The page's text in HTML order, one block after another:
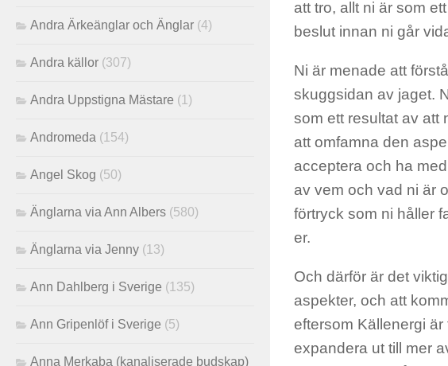
att tro, allt ni är som
beslut innan ni går
Ni är menade att
skuggsidan av jaget.
som ett resultat av att
att omfamna den
acceptera och ha
av vem och vad ni är
förtryck som ni håller
er.
Och därför är det
aspekter, och att
eftersom Källenergi
expandera ut till mer
Andra Ärkeänglar och Änglar (4)
Andra källor (307)
Andra Uppstigna Mästare (1)
Andromeda (154)
Angel Skog (50)
Änglarna via Ann Albers (580)
Änglarna via Jenny (13)
Ann Dahlberg i Sverige (135)
Ann Gripenlöf i Sverige (5)
Anna Merkaba (kanaliserade budskap)